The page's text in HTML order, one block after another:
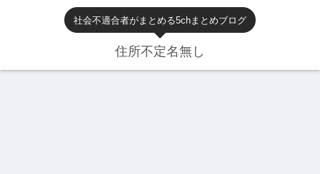
社会不適合者がまとめる5chまとめブログ
住所不定名無し